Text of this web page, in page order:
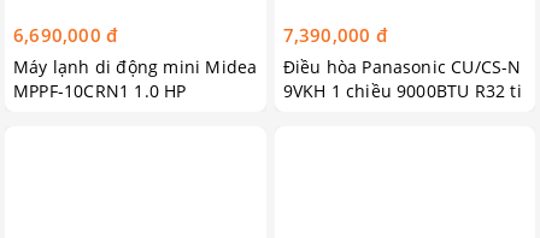
6,690,000 đ
Máy lạnh di động mini Midea
MPPF-10CRN1 1.0 HP
7,390,000 đ
Điều hòa Panasonic CU/CS-N
9VKH 1 chiều 9000BTU R32 ti